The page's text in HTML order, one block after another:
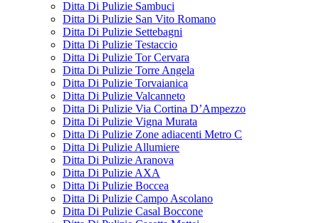
Ditta Di Pulizie Sambuci
Ditta Di Pulizie San Vito Romano
Ditta Di Pulizie Settebagni
Ditta Di Pulizie Testaccio
Ditta Di Pulizie Tor Cervara
Ditta Di Pulizie Torre Angela
Ditta Di Pulizie Torvaianica
Ditta Di Pulizie Valcanneto
Ditta Di Pulizie Via Cortina D’Ampezzo
Ditta Di Pulizie Vigna Murata
Ditta Di Pulizie Zone adiacenti Metro C
Ditta Di Pulizie Allumiere
Ditta Di Pulizie Aranova
Ditta Di Pulizie AXA
Ditta Di Pulizie Boccea
Ditta Di Pulizie Campo Ascolano
Ditta Di Pulizie Casal Boccone